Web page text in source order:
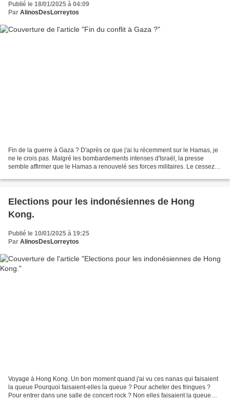
Publié le 18/01/2025 à 04:09
Par AlinosDesLorreytos
Fin de la guerre à Gaza ? D'après ce que j'ai lu récemment sur le Hamas, je
ne le crois pas. Malgré les bombardements intenses d'Israël, la presse
semble affirmer que le Hamas a renouvelé ses forces militaires. Le cessez-
Elections pour les indonésiennes de Hong
Kong.
Publié le 10/01/2025 à 19:25
Par AlinosDesLorreytos
Voyage à Hong Kong. Un bon moment quand j'ai vu ces nanas qui faisaient
la queue Pourquoi faisaient-elles la queue ? Pour acheter des fringues ?
Pour entrer dans une salle de concert rock ? Non elles faisaient la queue